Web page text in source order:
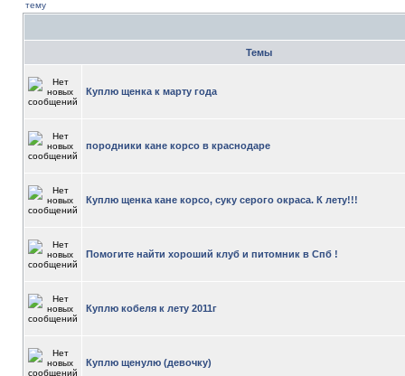
Темы
Куплю щенка к марту года
породники кане корсо в краснодаре
Куплю щенка кане корсо, суку серого окраса. К лету!!!
Помогите найти хороший клуб и питомник в Спб !
Куплю кобеля к лету 2011г
Куплю щенулю (девочку)